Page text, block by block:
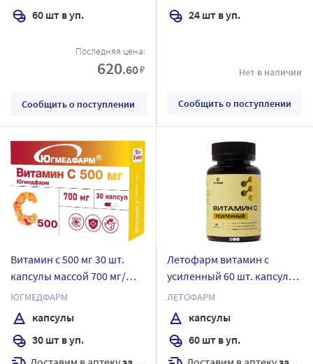
60 шт в уп.
Последняя цена:
620.60₽
Сообщить о поступлении
24 шт в уп.
Нет в наличии
Сообщить о поступлении
Витамин с 500 мг 30 шт.
капсулы массой 700 мг/
югмедфарм
ЮГМЕДФАРМ
капсулы
30 шт в уп.
Летофарм витамин с
усиленный 60 шт. капсулы
массой 810 мг/банка
ЛЕТОФАРМ
капсулы
60 шт в уп.